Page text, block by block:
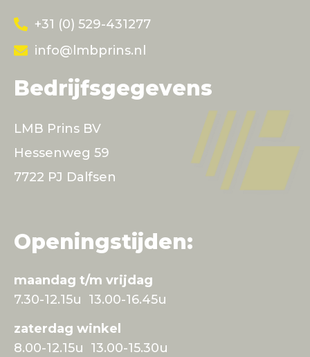
+31 (0) 529-431277
info@lmbprins.nl
Bedrijfsgegevens
LMB Prins BV
Hessenweg 59
7722 PJ Dalfsen
Openingstijden:
maandag t/m vrijdag
7.30-12.15u 13.00-16.45u
zaterdag winkel
8.00-12.15u 13.00-15.30u